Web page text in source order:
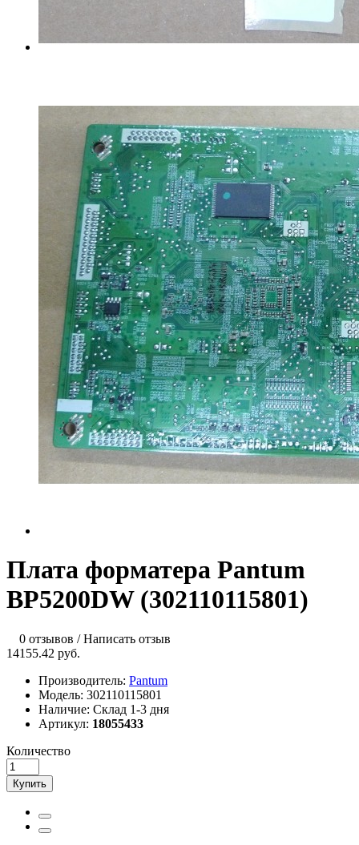
Плата форматера Pantum
BP5200DW (302110115801)
0 отзывов /Написать отзыв
14155.42 руб.
Производитель: Pantum
Модель: 302110115801
Наличие: Склад 1-3 дня
Артикул: 18055433
Количество
Купить